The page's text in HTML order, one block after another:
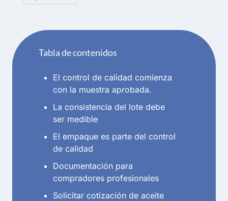
a
Tabla de contenidos
El control de calidad comienza
con la muestra aprobada.
La consistencia del lote debe
ser medible
El empaque es parte del control
de calidad
Documentación para
compradores profesionales
Solicitar cotización de aceite